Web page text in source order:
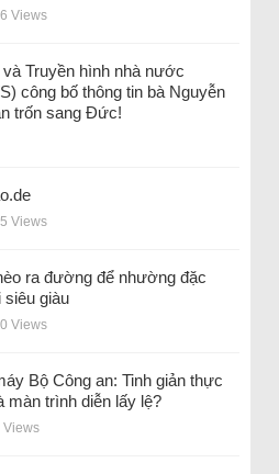
Views
Truyền hình nhà nước
công bố thông tin bà Nguyễn
trốn sang Đức!
Views
ra đường để nhường đặc
giàu
Views
Bộ Công an: Tinh giản thực
màn trình diễn lấy lệ?
Views